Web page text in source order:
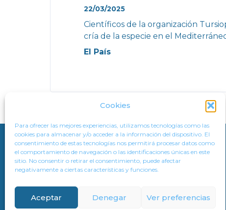
Cookies
Para ofrecer las mejores experiencias, utilizamos tecnologías como las
cookies para almacenar y/o acceder a la información del dispositivo. El
consentimiento de estas tecnologías nos permitirá procesar datos como
el comportamiento de navegación o las identificaciones únicas en este
sitio. No consentir o retirar el consentimiento, puede afectar
negativamente a ciertas características y funciones.
Aceptar Denegar Ver preferencias
22/03/2025
Científicos de la organización
cría de la especie en el
El País
CONTACTO AVISO LEGAL POLÍTICA DE PRIVACIDAD